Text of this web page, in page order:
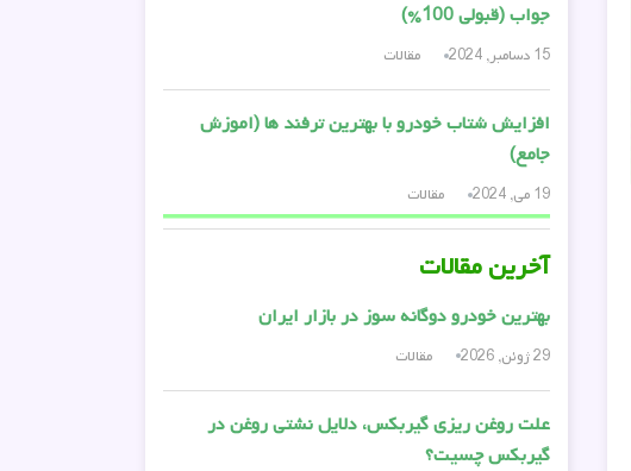
جواب (قبولی 100%)
15 دسامبر, 2024 مقالات
افزایش شتاب خودرو با بهترین ترفند ها (اموزش
جامع)
19 می, 2024 مقالات
آخرین مقالات
بهترین خودرو دوگانه سوز در بازار ایران
29 ژوئن, 2026 مقالات
علت روغن ریزی گیربکس، دلایل نشتی روغن در
گیربکس چسیت؟